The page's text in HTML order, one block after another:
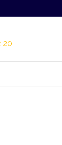
20